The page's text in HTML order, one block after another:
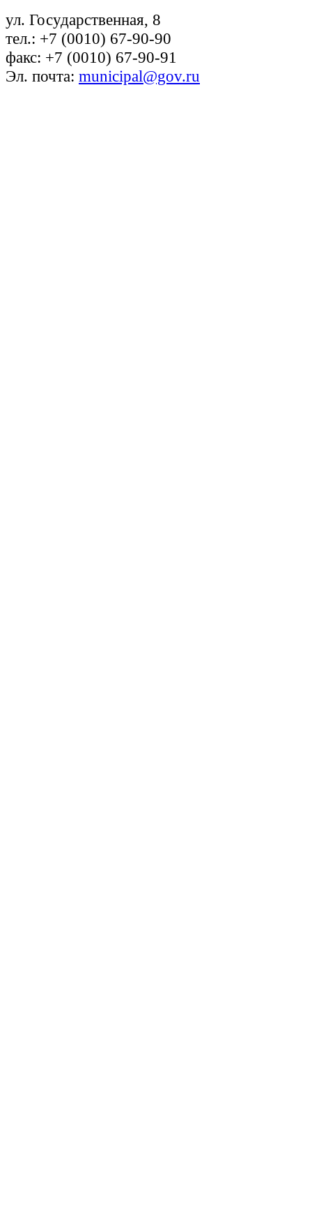
ул. Государственная, 8
тел.: +7 (0010) 67-90-90
факс: +7 (0010) 67-90-91
Эл. почта: municipal@gov.ru